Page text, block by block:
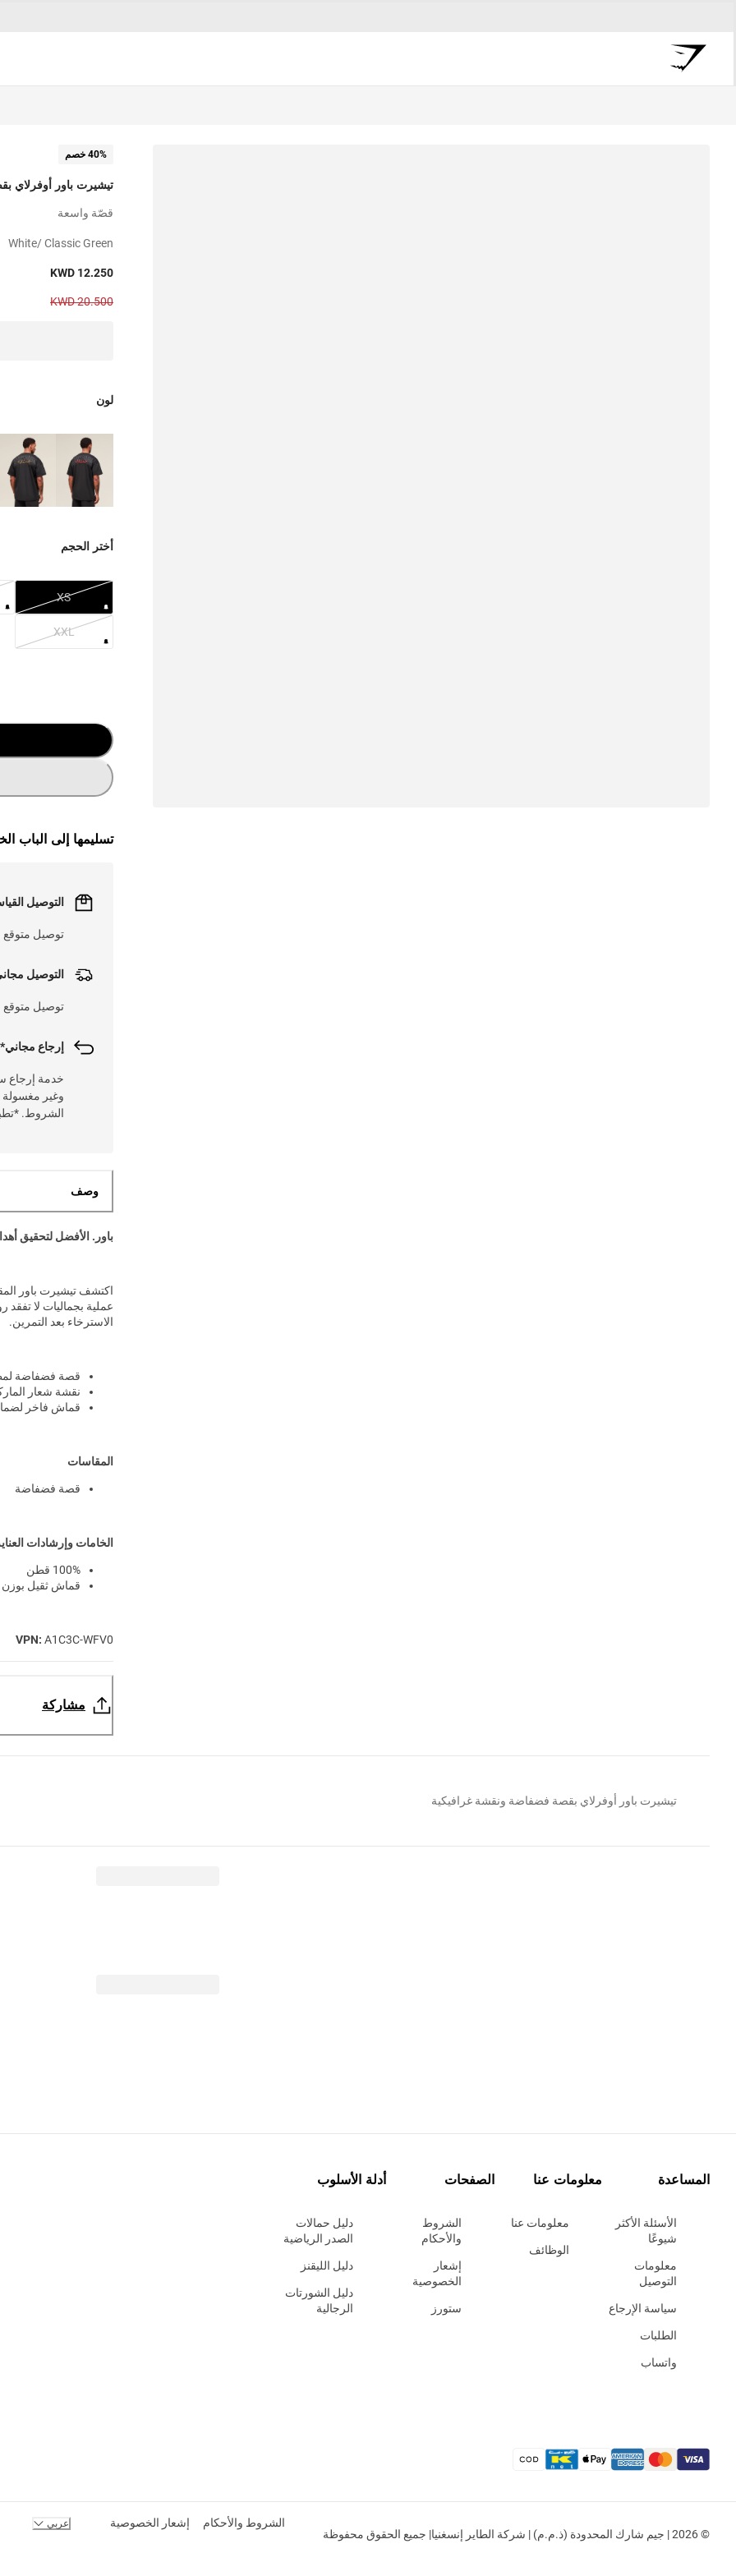
40% خصم
تيشيرت باور أوفرلاي
قصّة واسعة
White/ Classic Green
KWD 12.250
KWD 20.500
لون
أختر الحجم
XS
XXL
تسليمها إلى الباب
التوصيل
توصيل متوقع خلال 1 - 3 أيام
التوصيل
توصيل متوقع
إرجاع
وغير مغسولة
الشروط.
وصف
باور. الأفضل لتحقيق
اكتشف تيشيرت باور
عملية بجماليات لا تفقد
الاسترخاء بعد التمرين.
قصة فضفاضة
نقشة شعار
قماش فاخر
المقاسات
قصة فضفاضة
الخامات وإرشادات
100% قطن
قماش ثقيل بوزن 220 جرام للمتر المربع
VPN: A1C3C-WFV0
مشاركة
تيشيرت باور أوفرلاي بقصة فضفاضة ونقشة غرافيكية
المساعدة
الأسئلة الأكثر
شيوعًا
معلومات
التوصيل
سياسة الإرجاع
الطلبات
واتساب
معلومات عنا
معلومات عنا
الوظائف
الصفحات
الشروط
والأحكام
إشعار
الخصوصية
ستورز
أدلة الأسلوب
دليل حمالات
الصدر الرياضية
دليل الليقنز
دليل الشورتات
الرجالية
© 2026 | جيم شارك المحدودة (ذ.م.م) | شركة الطاير إنسغنيا| جميع الحقوق محفوظة
الشروط والأحكام إشعار الخصوصية عربي